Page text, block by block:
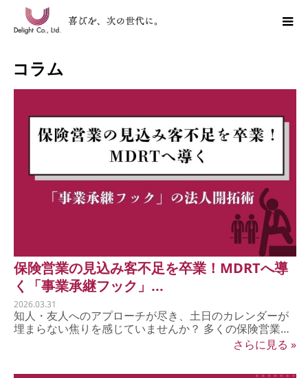
コラム
保険営業の見込み客不足を卒業！MDRTへ導
く「事業承継フック」...
2026.03.31
知人・友人へのアプローチが尽き、土日のカレンダーが
埋まらない焦りを感じていませんか？ 多くの保険営業マ
さらに見る »